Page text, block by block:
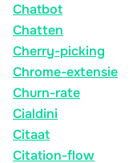
Chatbot
Chatten
Cherry-picking
Chrome-extensie
Churn-rate
Cialdini
Citaat
Citation-flow